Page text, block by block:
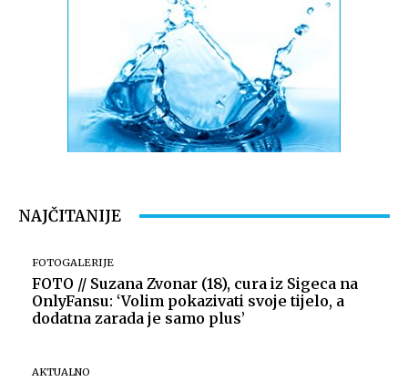
NAJČITANIJE
FOTOGALERIJE
FOTO // Suzana Zvonar (18), cura iz Sigeca na
OnlyFansu: ‘Volim pokazivati svoje tijelo, a
dodatna zarada je samo plus’
AKTUALNO